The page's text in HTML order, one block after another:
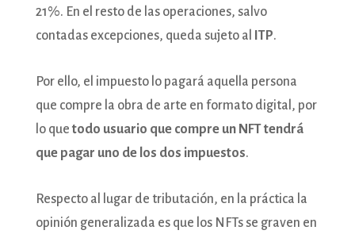
21%. En el resto de las operaciones, salvo
contadas excepciones, queda sujeto al
ITP.
Por ello, el impuesto lo pagará aquella persona
que compre la obra de arte en formato digital, por
lo que todo usuario que compre un NFT tendrá
que pagar uno de los dos impuestos.
Respecto al lugar de tributación, en la práctica la
opinión generalizada es que los NFTs se graven en